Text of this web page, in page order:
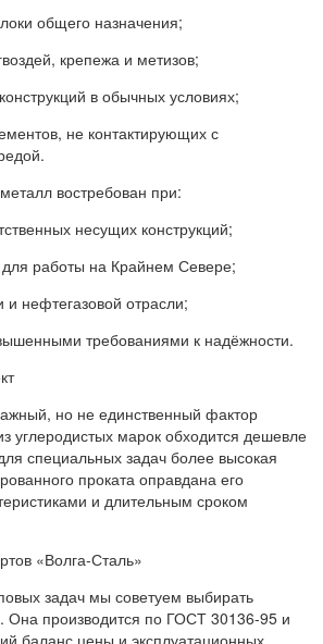
общего назначения;
крепежа и метизов;
в обычных условиях;
не контактирующих с
востребован при:
несущих конструкций;
работы на Крайнем Севере;
и нефтегазовой отрасли;
требованиями к надёжности.
но не единственный фактор
углеродистых марок обходится дешевле
специальных задач более высокая
проката оправдана его
и длительным сроком
«Волга-Сталь»
задач мы советуем выбирать
Она производится по ГОСТ 30136-95 и